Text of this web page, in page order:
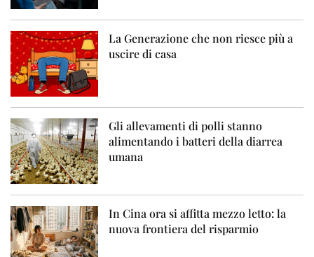
La Generazione che non riesce più a
uscire di casa
Gli allevamenti di polli stanno
alimentando i batteri della diarrea
umana
In Cina ora si affitta mezzo letto: la
nuova frontiera del risparmio